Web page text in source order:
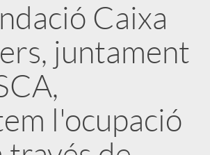
Caixa
juntament
l'ocupació